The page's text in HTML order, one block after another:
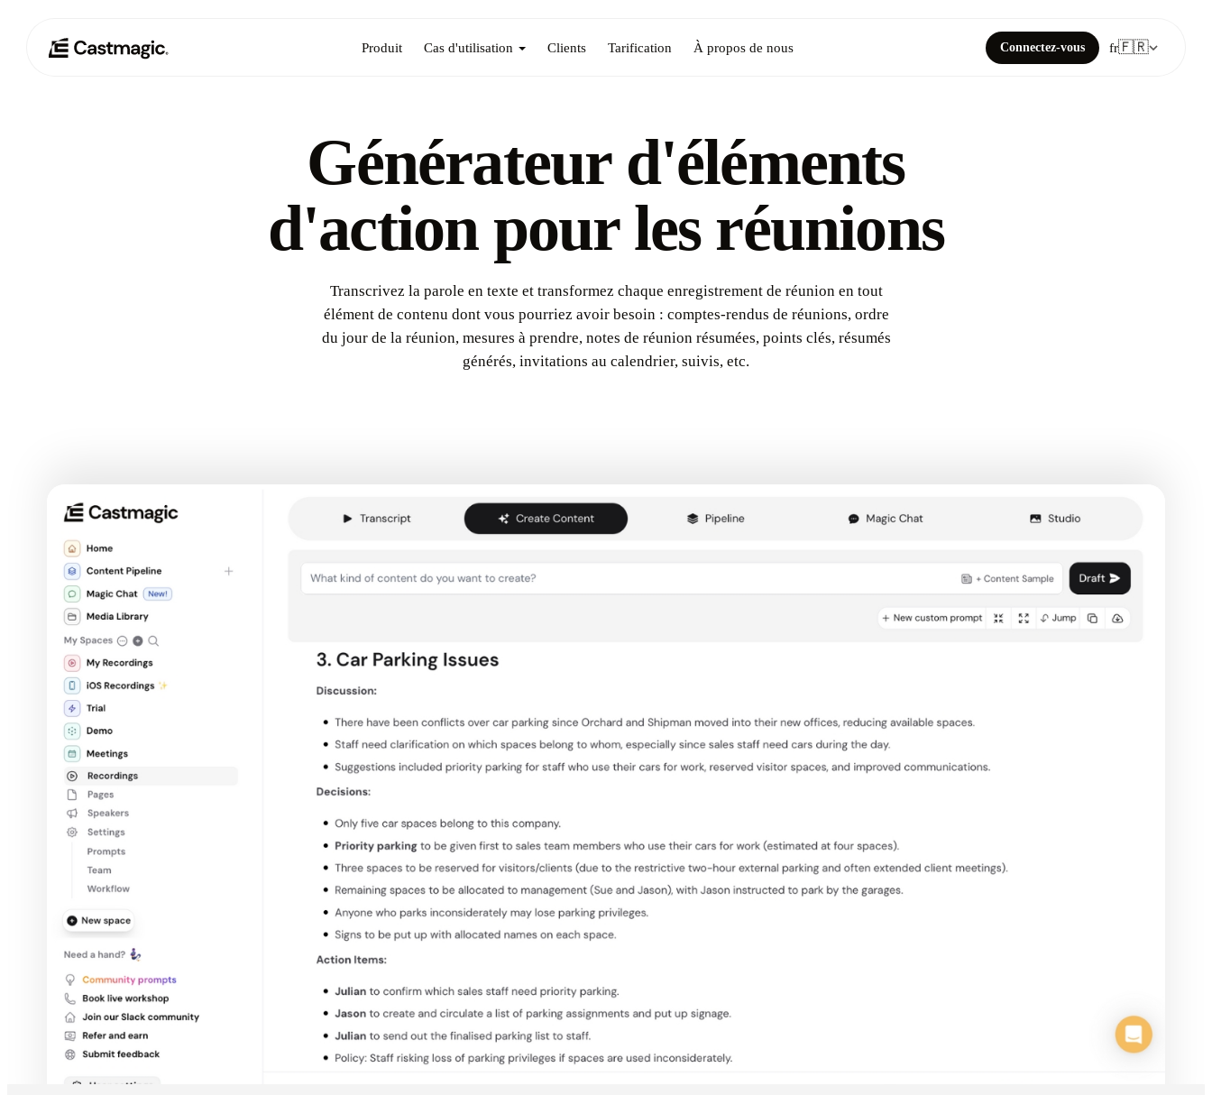
Produit Cas d'utilisation Clients Tarification À propos de nous Connectez-vous fr🇫🇷
Générateur d'éléments
d'action pour les réunions
Transcrivez la parole en texte et transformez chaque enregistrement de réunion en tout
élément de contenu dont vous pourriez avoir besoin : comptes-rendus de réunions, ordre
du jour de la réunion, mesures à prendre, notes de réunion résumées, points clés, résumés
générés, invitations au calendrier, suivis, etc.